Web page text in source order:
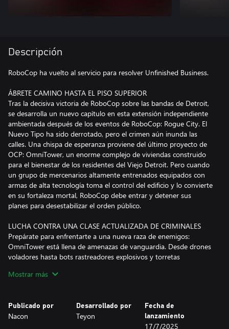
Descripción
RoboCop ha vuelto al servicio para resolver Unfinished Business.
ÁBRETE CAMINO HASTA EL PISO SUPERIOR
Tras la decisiva victoria de RoboCop sobre las bandas de Detroit,
se desarrolla un nuevo capítulo en esta extensión independiente
ambientada después de los eventos de RoboCop: Rogue City. El
Nuevo Tipo ha sido derrotado, pero el crimen aún inunda las
calles. Una chispa de esperanza proviene del último proyecto de
OCP: OmniTower, un enorme complejo de viviendas construido
para el bienestar de los residentes del Viejo Detroit. Pero cuando
un grupo de mercenarios altamente entrenados equipados con
armas de alta tecnología toma el control del edificio y lo convierte
en su fortaleza mortal, RoboCop debe entrar y detener sus
planes para desestabilizar el orden público.
LUCHA CONTRA UNA CLASE ACTUALIZADA DE CRIMINALES
Prepárate para enfrentarte a una nueva raza de enemigos:
OmniTower está llena de amenazas de vanguardia. Desde drones
voladores hasta bots rastreadores explosivos y torretas
Cada miembro de las tropas militares de élite está fuertemente
mochilas propulsoras o incluso enemigos armados con katanas
que parecen más máquinas que hombres.
Mostrar más
Publicado por
Nacon
Desarrollado por
Teyon
Fecha de
lanzamiento
17/7/2025